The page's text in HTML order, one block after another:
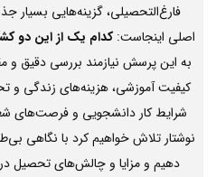
فارغ‌التحصیلی، گزینه‌هایی
اصلی اینجاست:کدام یک از این دو
به این پرسش نیازمند بررسی دقیق و
کیفیت آموزشی، هزینه‌های زندگی و
شرایط کار دانشجویی و فرصت‌های
نوشتار تلاش خواهیم کرد با نگاهی
دهیم و مزایا و چالش‌های تحصیل